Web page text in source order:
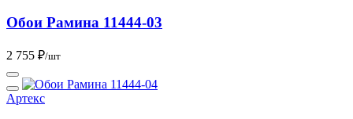
Обои Рамина 11444-03
2 755 ₽/шт
Артекс